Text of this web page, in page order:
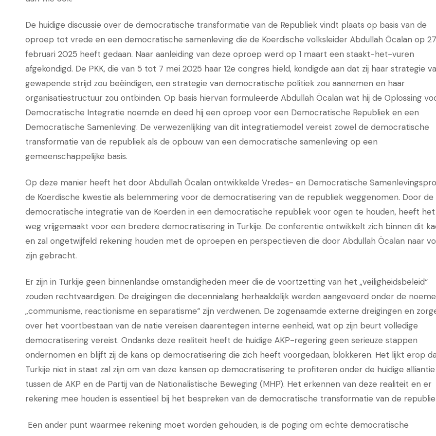
De huidige discussie over de democratische transformatie van de Republiek vindt plaats op basis van de
oproep tot vrede en een democratische samenleving die de Koerdische volksleider Abdullah Öcalan op 27
februari 2025 heeft gedaan. Naar aanleiding van deze oproep werd op 1 maart een staakt-het-vuren
afgekondigd. De PKK, die van 5 tot 7 mei 2025 haar 12e congres hield, kondigde aan dat zij haar strategie
gewapende strijd zou beëindigen, een strategie van democratische politiek zou aannemen en haar
organisatiestructuur zou ontbinden. Op basis hiervan formuleerde Abdullah Öcalan wat hij de Oplossing
Democratische Integratie noemde en deed hij een oproep voor een Democratische Republiek en een
Democratische Samenleving. De verwezenlijking van dit integratiemodel vereist zowel de democratische
transformatie van de republiek als de opbouw van een democratische samenleving op een
gemeenschappelijke basis.
Op deze manier heeft het door Abdullah Öcalan ontwikkelde Vredes- en Democratische
de Koerdische kwestie als belemmering voor de democratisering van de republiek weggenomen. Door de
democratische integratie van de Koerden in een democratische republiek voor ogen te houden, heeft
weg vrijgemaakt voor een bredere democratisering in Turkije. De conferentie ontwikkelt zich binnen dit
en zal ongetwijfeld rekening houden met de oproepen en perspectieven die door Abdullah Öcalan naar
zijn gebracht.
Er zijn in Turkije geen binnenlandse omstandigheden meer die de voortzetting van het „veiligheidsbeleid“
zouden rechtvaardigen. De dreigingen die decennialang herhaaldelijk werden aangevoerd onder de
„communisme, reactionisme en separatisme“ zijn verdwenen. De zogenaamde externe dreigingen en
over het voortbestaan van de natie vereisen daarentegen interne eenheid, wat op zijn beurt volledige
democratisering vereist. Ondanks deze realiteit heeft de huidige AKP-regering geen serieuze stappen
ondernomen en blijft zij de kans op democratisering die zich heeft voorgedaan, blokkeren. Het lijkt erop
Turkije niet in staat zal zijn om van deze kansen op democratisering te profiteren onder de huidige alliantie
tussen de AKP en de Partij van de Nationalistische Beweging (MHP). Het erkennen van deze realiteit en er
rekening mee houden is essentieel bij het bespreken van de democratische transformatie van de
Een ander punt waarmee rekening moet worden gehouden, is de poging om echte democratische